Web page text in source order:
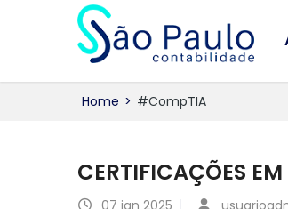
Home > #CompTIA
CERTIFICAÇÕES
07 jan 2025